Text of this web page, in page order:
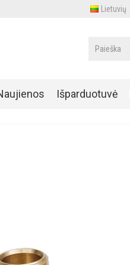
Lietuvių
Išparduotuvė